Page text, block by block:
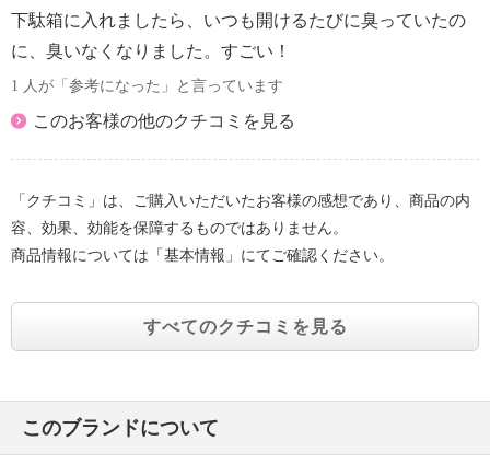
下駄箱に入れましたら、いつも開けるたびに臭っていたの
に、臭いなくなりました。すごい！
1 人が「参考になった」と言っています
このお客様の他のクチコミを見る
「クチコミ」は、ご購入いただいたお客様の感想であり、商品の内
容、効果、効能を保障するものではありません。
商品情報については「基本情報」にてご確認ください。
すべてのクチコミを見る
このブランドについて